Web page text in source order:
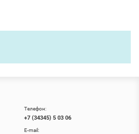
Телефон:
+7 (34345) 5 03 06
E-mail: